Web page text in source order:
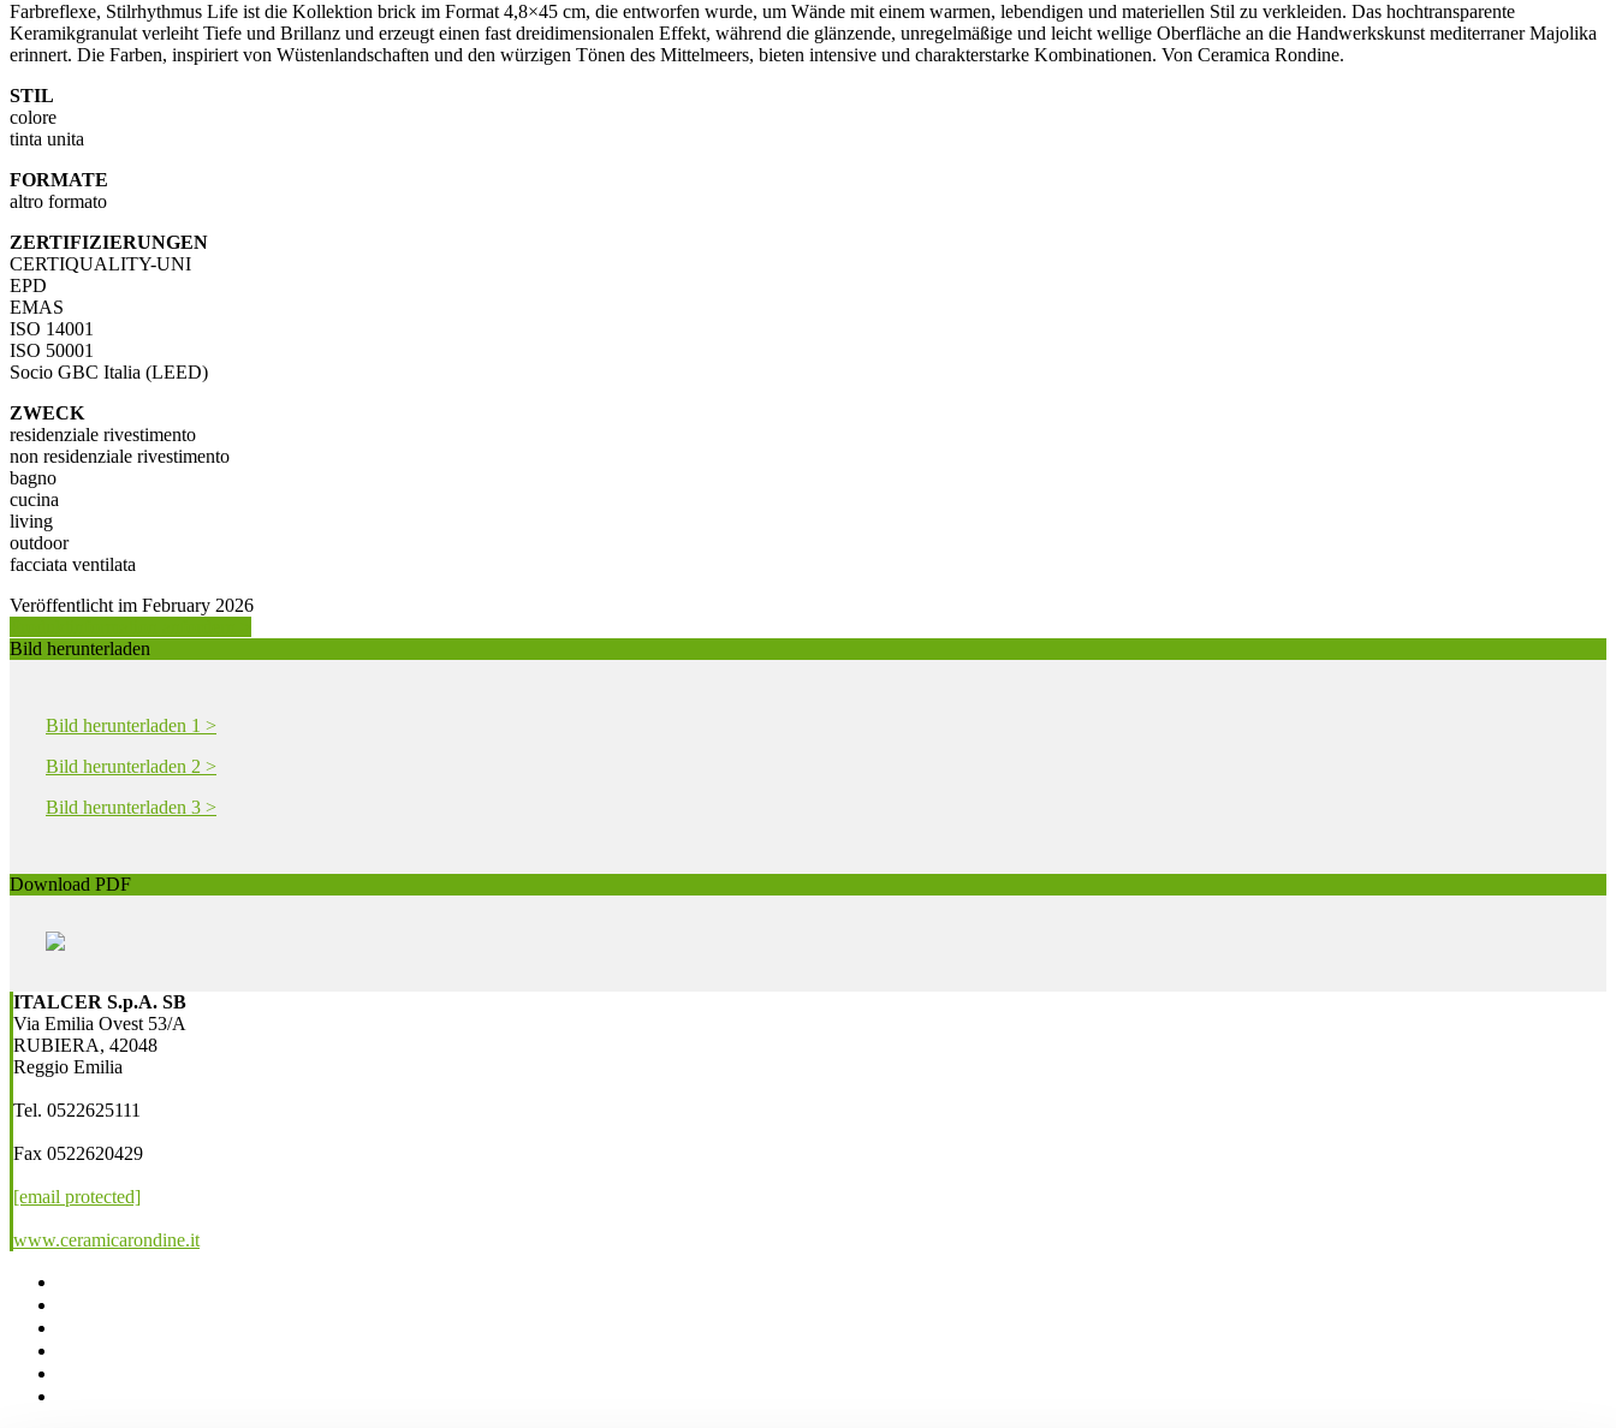
Farbreflexe, Stilrhythmus Life ist die Kollektion brick im Format 4,8×45 cm, die entworfen wurde, um Wände mit einem warmen, lebendigen und materiellen Stil zu verkleiden. Das hochtransparente
Keramikgranulat verleiht Tiefe und Brillanz und erzeugt einen fast dreidimensionalen Effekt, während die glänzende, unregelmäßige und leicht wellige Oberfläche an die Handwerkskunst mediterraner Majolika
erinnert. Die Farben, inspiriert von Wüstenlandschaften und den würzigen Tönen des Mittelmeers, bieten intensive und charakterstarke Kombinationen. Von Ceramica Rondine.
STIL
colore
tinta unita
FORMATE
altro formato
ZERTIFIZIERUNGEN
CERTIQUALITY-UNI
EPD
EMAS
ISO 14001
ISO 50001
Socio GBC Italia (LEED)
ZWECK
residenziale rivestimento
non residenziale rivestimento
bagno
cucina
living
outdoor
facciata ventilata
Veröffentlicht im February 2026
Bild herunterladen
Bild herunterladen 1 >
Bild herunterladen 2 >
Bild herunterladen 3 >
Download PDF
ITALCER S.p.A. SB
Via Emilia Ovest 53/A
RUBIERA, 42048
Reggio Emilia
Tel. 0522625111
Fax 0522620429
[email protected]
www.ceramicarondine.it